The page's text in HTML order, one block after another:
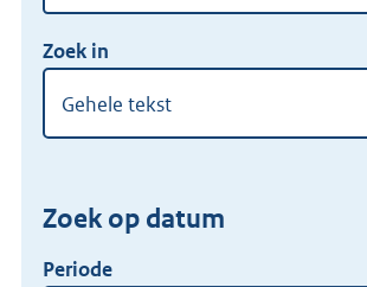
lokale
wet-
en
regelgeving
of
(dossier)nummer
hier
uw
in
Zoek in
Zoek op datum
Periode